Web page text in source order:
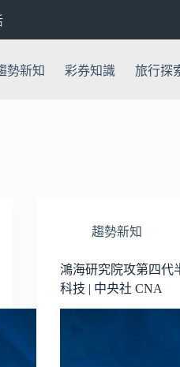
勢新知 彩券知識 旅行探
趨勢新知
鴻海研究院攻第四代
科技 | 中央社 CNA